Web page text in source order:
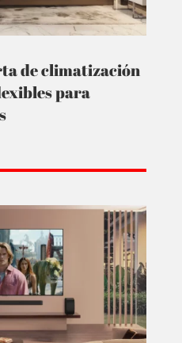
de climatización
para